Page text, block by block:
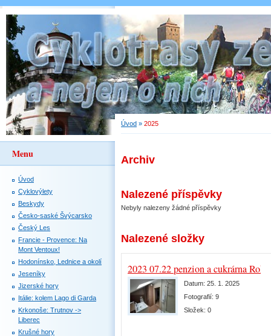
Úvod » 2025
Archiv
Nalezené příspěvky
Nebyly nalezeny žádné příspěvky
Nalezené složky
2023 07.22 penzion a cukrárna
Datum: 25. 1. 2025
Fotografií: 9
Složek: 0
Menu
Úvod
Cyklovýlety
Beskydy
Česko-saské Švýcarsko
Český Les
Francie - Provence: Na
Mont Ventoux!
Hodonínsko, Lednice a okolí
Jeseníky
Jizerské hory
Itálie: kolem Lago di Garda
Krkonoše: Trutnov ->
Liberec
Krušné hory